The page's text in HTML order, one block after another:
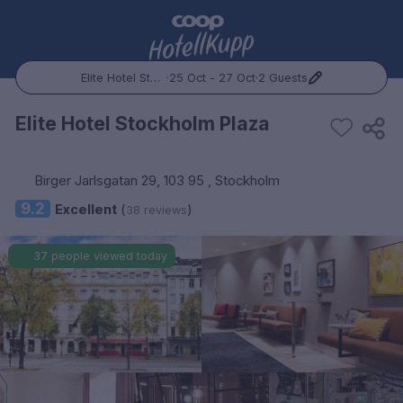
Elite Hotel Stockholm Plaza ·25 Oct - 27 Oct·2 Guests
Popular Destinations:
Oslo
Bergen
Trondheim
Hele Sverige
Stockholm
Elite Hotel Stockholm Plaza
Birger Jarlsgatan 29, 103 95 , Stockholm
9.2 Excellent(38 reviews)
37 people viewed today